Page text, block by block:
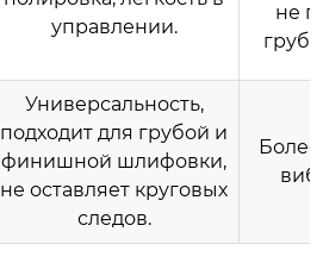
управлении.
не
Универсальность,
подходит для грубой и
финишной шлифовки,
не оставляет круговых
следов.